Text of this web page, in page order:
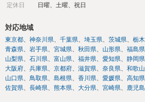
定休日
日曜、土曜、祝日
対応地域
東京都 神奈川県 千葉県 埼玉県 茨城県 栃
青森県
岩手県 宮城県 秋田県 山形県 福島県
山梨県
石川県 富山県 福井県 愛知県 静岡県
大阪府
兵庫県 京都府 滋賀県 奈良県 和歌
山口県
鳥取県 島根県 香川県 愛媛県 高知県
佐賀県
長崎県 熊本県 大分県 宮崎県 鹿児